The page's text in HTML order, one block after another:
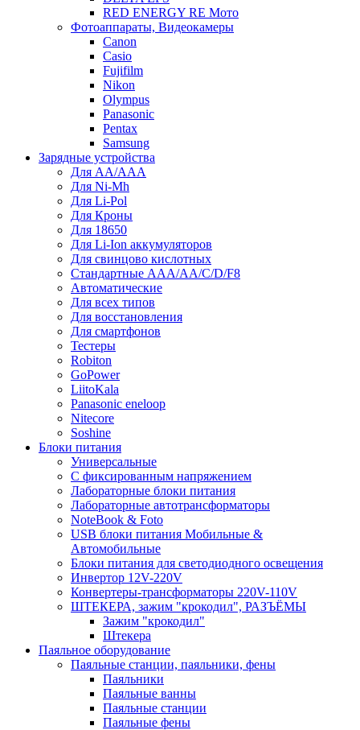
RED ENERGY RE Мото
Фотоаппараты, Видеокамеры
Canon
Casio
Fujifilm
Nikon
Olympus
Panasonic
Pentax
Samsung
Зарядные устройства
Для AA/AAA
Для Ni-Mh
Для Li-Pol
Для Кроны
Для 18650
Для Li-Ion аккумуляторов
Для свинцово кислотных
Стандартные ААА/АА/С/D/F8
Автоматические
Для всех типов
Для восстановления
Для смартфонов
Тестеры
Robiton
GoPower
LiitoKala
Panasonic eneloop
Nitecore
Soshine
Блоки питания
Универсальные
C фиксированным напряжением
Лабораторные блоки питания
Лабораторные автотрансформаторы
NoteBook & Foto
USB блоки питания Мобильные &
Автомобильные
Блоки питания для светодиодного освещения
Инвертор 12V-220V
Конвертеры-трансформаторы 220V-110V
ШТЕКЕРА, зажим "крокодил", РАЗЪЁМЫ
Зажим "крокодил"
Штекера
Паяльное оборудование
Паяльные станции, паяльники, фены
Паяльники
Паяльные ванны
Паяльные станции
Паяльные фены